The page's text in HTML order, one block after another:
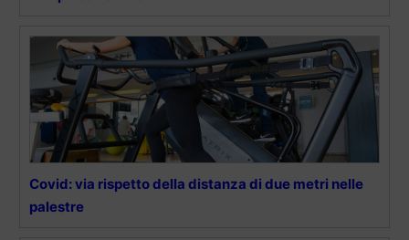
Covid: via rispetto della distanza di due metri nelle
palestre